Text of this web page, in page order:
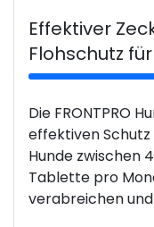
Effektiver
Flohschutz
Die FRONTPRO
effektiven Schutz
Hunde zwischen
Tablette pro
verabreichen